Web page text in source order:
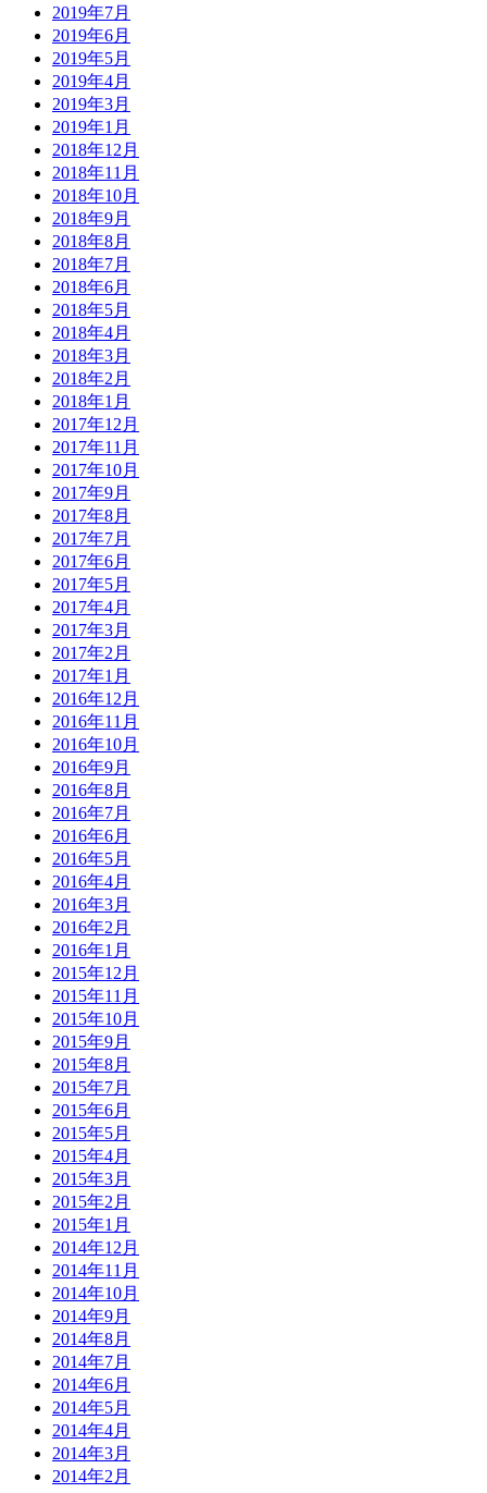
2019年7月
2019年6月
2019年5月
2019年4月
2019年3月
2019年1月
2018年12月
2018年11月
2018年10月
2018年9月
2018年8月
2018年7月
2018年6月
2018年5月
2018年4月
2018年3月
2018年2月
2018年1月
2017年12月
2017年11月
2017年10月
2017年9月
2017年8月
2017年7月
2017年6月
2017年5月
2017年4月
2017年3月
2017年2月
2017年1月
2016年12月
2016年11月
2016年10月
2016年9月
2016年8月
2016年7月
2016年6月
2016年5月
2016年4月
2016年3月
2016年2月
2016年1月
2015年12月
2015年11月
2015年10月
2015年9月
2015年8月
2015年7月
2015年6月
2015年5月
2015年4月
2015年3月
2015年2月
2015年1月
2014年12月
2014年11月
2014年10月
2014年9月
2014年8月
2014年7月
2014年6月
2014年5月
2014年4月
2014年3月
2014年2月